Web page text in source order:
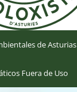
de Asturias
Fuera de Uso